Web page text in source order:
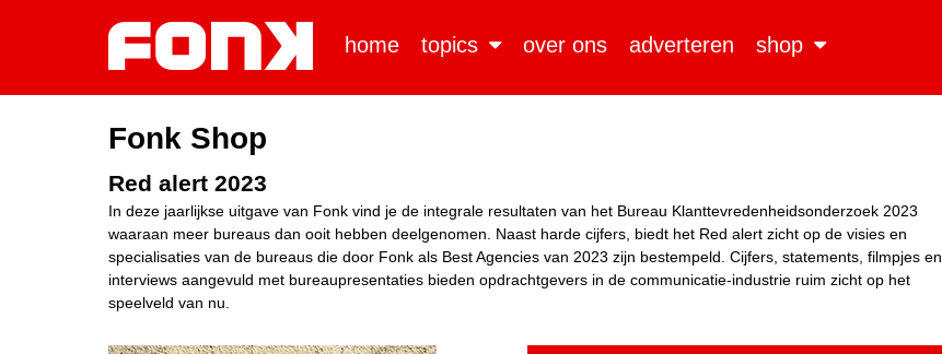
home topics over ons adverteren shop
Fonk Shop
Red alert 2023
In deze jaarlijkse uitgave van Fonk vind je de integrale resultaten van het Bureau Klanttevredenheidsonderzoek 2023
waaraan meer bureaus dan ooit hebben deelgenomen. Naast harde cijfers, biedt het Red alert zicht op de visies en
specialisaties van de bureaus die door Fonk als Best Agencies van 2023 zijn bestempeld. Cijfers, statements, filmpjes en
interviews aangevuld met bureaupresentaties bieden opdrachtgevers in de communicatie-industrie ruim zicht op het
speelveld van nu.